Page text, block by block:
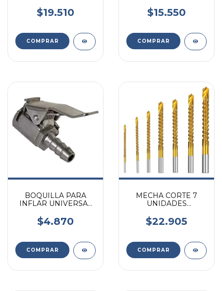
GRANITO 32MM
RUHLMANN
$19.510
GRANITO 25MM
RUHLMANN
$15.550
BOQUILLA PARA
INFLAR UNIVERSAL
$4.870
MECHA CORTE 7
UNIDADES
$22.905